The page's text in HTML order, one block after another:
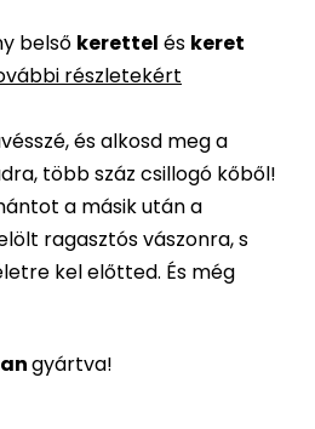
belső kerettel és keret
részletekért
és alkosd meg a
több száz csillogó kőből!
a másik után a
ragasztós vászonra, s
kel előtted. És még
gyártva!